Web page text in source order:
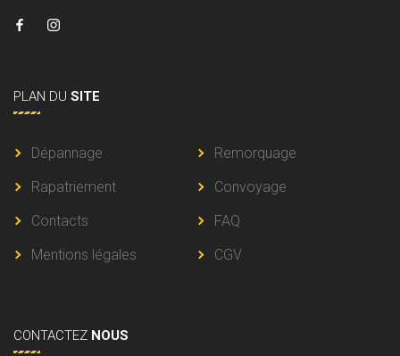
PLAN DU SITE
Dépannage
Remorquage
Rapatriement
Convoyage
Contacts
FAQ
Mentions légales
CGV
CONTACTEZ NOUS